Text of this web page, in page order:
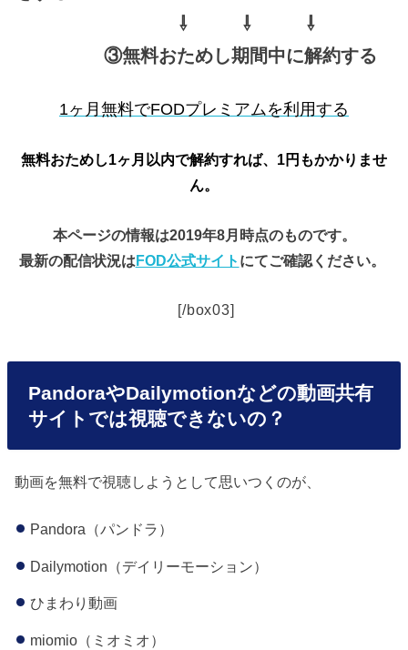
⇩ ⇩ ⇩
③無料おためし期間中に解約する
1ヶ月無料でFODプレミアムを利用する
無料おためし1ヶ月以内で解約すれば、1円もかかりませ
ん。
本ページの情報は2019年8月時点のものです。
最新の配信状況はFOD公式サイト にてご確認ください。
[/box03]
PandoraやDailymotionなどの動画共有
サイトでは視聴できないの？
動画を無料で視聴しようとして思いつくのが、
Pandora（パンドラ）
Dailymotion（デイリーモーション）
ひまわり動画
miomio（ミオミオ）